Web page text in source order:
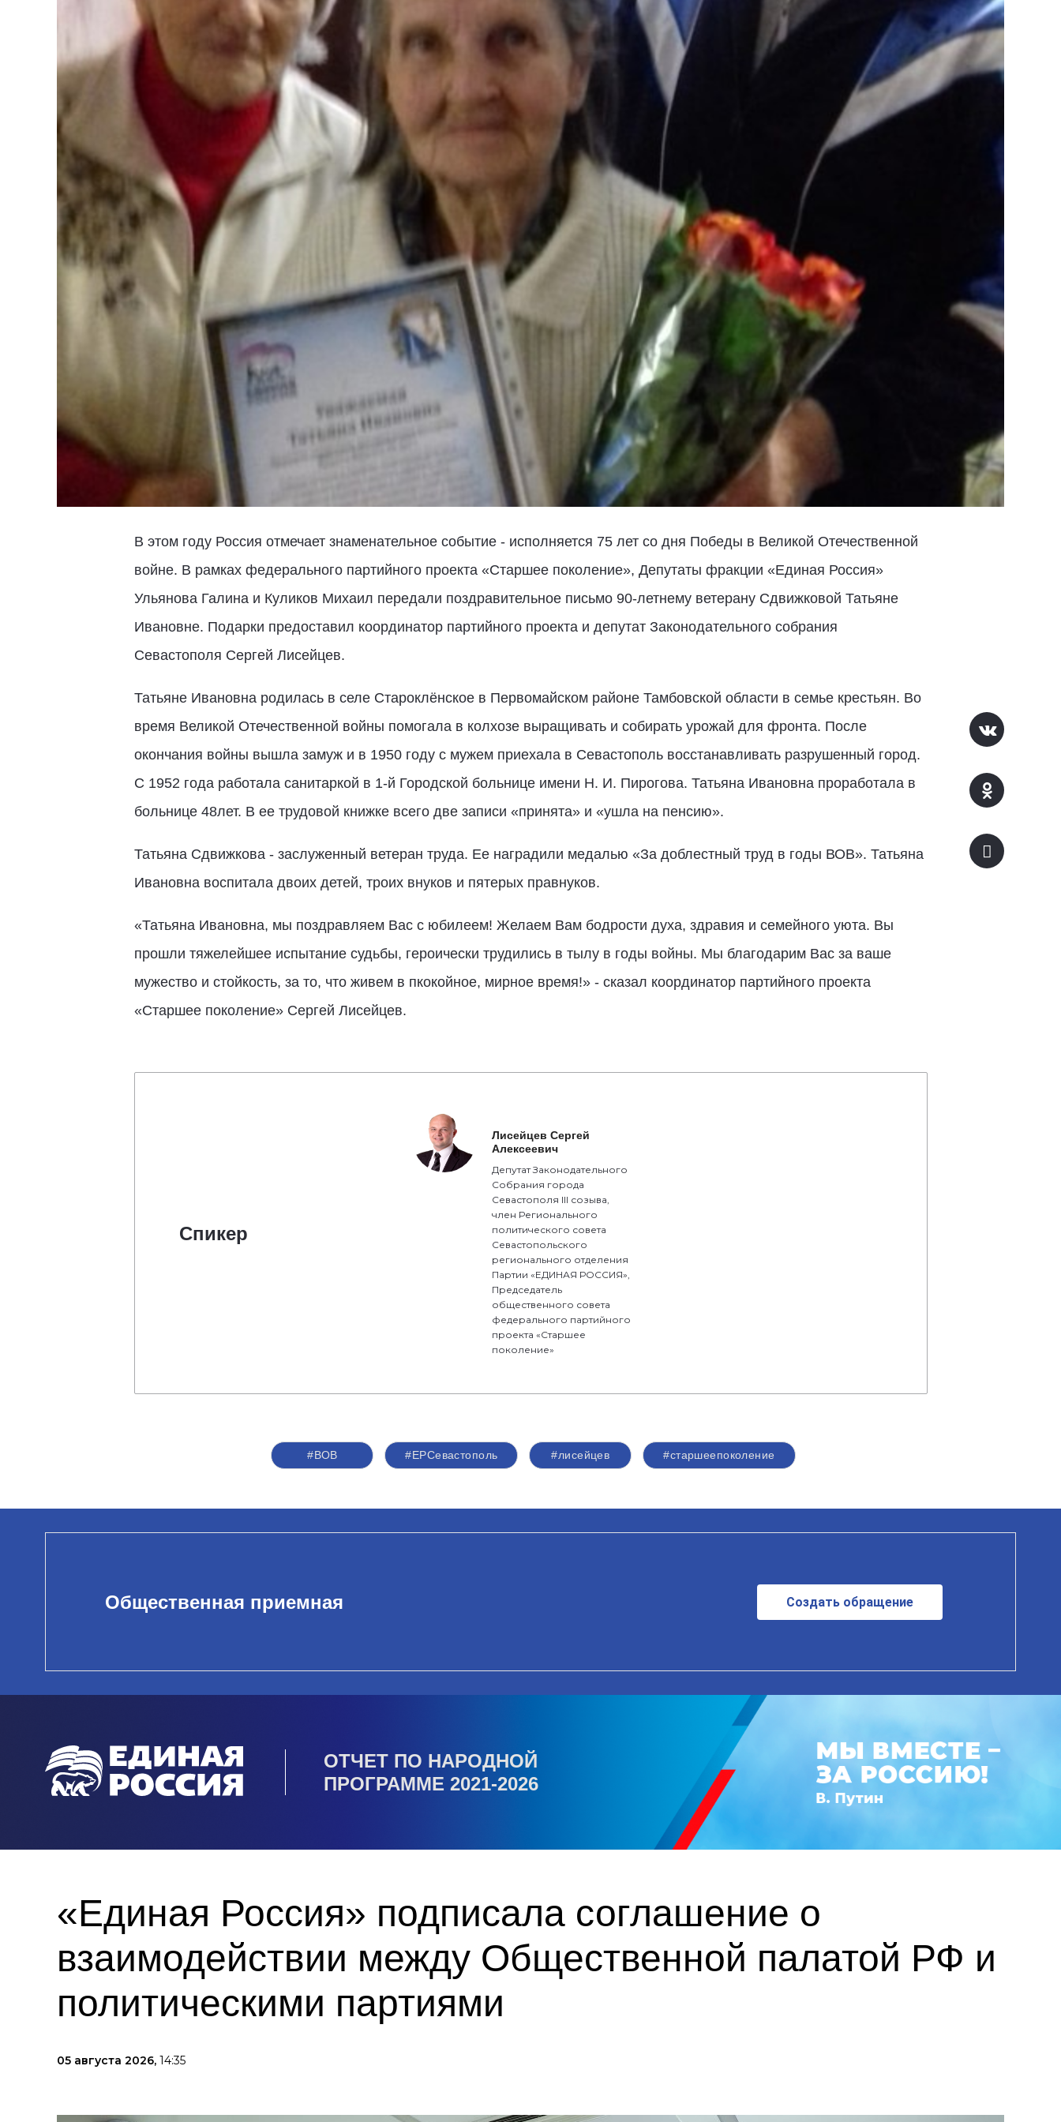
В этом году Россия отмечает знаменательное событие - исполняется 75 лет со дня Победы в Великой Отечественной
войне. В рамках федерального партийного проекта «Старшее поколение», Депутаты фракции «Единая Россия»
Ульянова Галина и Куликов Михаил передали поздравительное письмо 90-летнему ветерану Сдвижковой Татьяне
Ивановне. Подарки предоставил координатор партийного проекта и депутат Законодательного собрания
Севастополя Сергей Лисейцев.
Татьяне Ивановна родилась в селе Староклёнское в Первомайском районе Тамбовской области в семье крестьян. Во
время Великой Отечественной войны помогала в колхозе выращивать и собирать урожай для фронта. После
окончания войны вышла замуж и в 1950 году с мужем приехала в Севастополь восстанавливать разрушенный город.
С 1952 года работала санитаркой в 1-й Городской больнице имени Н. И. Пирогова. Татьяна Ивановна проработала в
больнице 48лет. В ее трудовой книжке всего две записи «принята» и «ушла на пенсию».
Татьяна Сдвижкова - заслуженный ветеран труда. Ее наградили медалью «За доблестный труд в годы ВОВ». Татьяна
Ивановна воспитала двоих детей, троих внуков и пятерых правнуков.
«Татьяна Ивановна, мы поздравляем Вас с юбилеем! Желаем Вам бодрости духа, здравия и семейного уюта. Вы
прошли тяжелейшее испытание судьбы, героически трудились в тылу в годы войны. Мы благодарим Вас за ваше
мужество и стойкость, за то, что живем в пкокойное, мирное время!» - сказал координатор партийного проекта
«Старшее поколение» Сергей Лисейцев.
Спикер
Лисейцев Сергей
Алексеевич
Депутат Законодательного
Собрания города
Севастополя III созыва,
член Регионального
политического совета
Севастопольского
регионального отделения
Партии «ЕДИНАЯ РОССИЯ»,
Председатель
общественного совета
федерального партийного
проекта «Старшее
поколение»
#ВОВ #ЕРСевастополь #лисейцев #старшеепоколение
Общественная приемная Создать обращение
ОТЧЕТ ПО НАРОДНОЙ
ПРОГРАММЕ 2021-2026
«Единая Россия» подписала соглашение о
взаимодействии между Общественной палатой РФ и
политическими партиями
05 августа 2026, 14:35